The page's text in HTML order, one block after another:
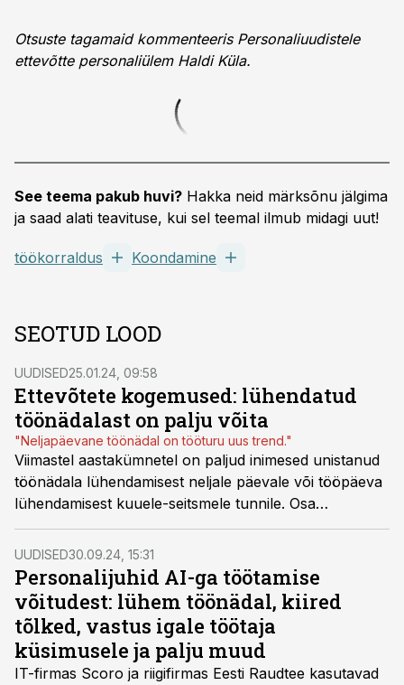
Otsuste tagamaid kommenteeris Personaliuudistele
ettevõtte personaliülem Haldi Küla.
See teema pakub huvi? Hakka neid märksõnu jälgima
ja saad alati teavituse, kui sel teemal ilmub midagi uut!
töökorraldus Koondamine
SEOTUD LOOD
UUDISED25.01.24, 09:58
Ettevõtete kogemused: lühendatud
töönädalast on palju võita
"Neljapäevane töönädal on tööturu uus trend."
Viimastel aastakümnetel on paljud inimesed unistanud
töönädala lühendamisest neljale päevale või tööpäeva
lühendamisest kuuele-seitsmele tunnile. Osa
ettevõtteid on seda teinud ega kavatse enam kunagi
pikemale tööajale tagasi minna, ent leidub ka neid, kes
seda otsust kritiseerivad.
UUDISED30.09.24, 15:31
Personalijuhid AI-ga töötamise
võitudest: lühem töönädal, kiired
tõlked, vastus igale töötaja
küsimusele ja palju muud
IT-firmas Scoro ja riigifirmas Eesti Raudtee kasutavad